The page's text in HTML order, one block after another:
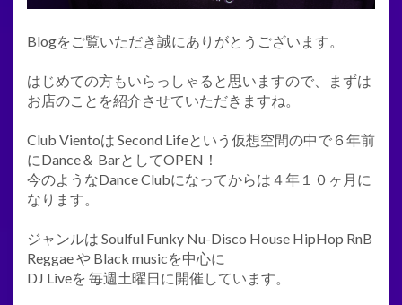
Blogをご覧いただき誠にありがとうございます。
はじめての方もいらっしゃると思いますので、まずは
お店のことを紹介させていただきますね。
Club Vientoは Second Lifeという仮想空間の中で６年前
にDance＆ BarとしてOPEN！
今のようなDance Clubになってからは４年１０ヶ月に
なります。
ジャンルは Soulful Funky Nu-Disco House HipHop RnB
Reggae や Black musicを中心に
DJ Liveを 毎週土曜日に開催しています。